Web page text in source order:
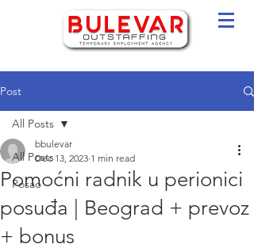
Post
All Posts
Posao
All Posts
Pomoćni radnik u perionici
posuđa | Beograd + prevoz
+ bonus
bbulevar
Dec 13, 2023 1 min read